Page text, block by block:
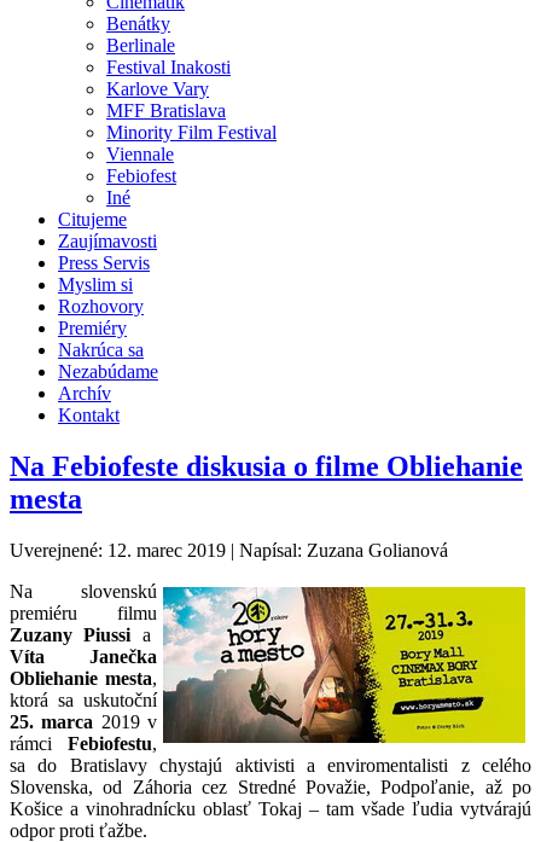
Benátky
Berlinale
Festival Inakosti
Karlove Vary
MFF Bratislava
Minority Film Festival
Viennale
Febiofest
Iné
Citujeme
Zaujímavosti
Press Servis
Myslim si
Rozhovory
Premiéry
Nakrúca sa
Nezabúdame
Archív
Kontakt
Na Febiofeste diskusia o filme Obliehanie
mesta
Uverejnené: 12. marec 2019 | Napísal: Zuzana Golianová
Na slovenskú
premiéru filmu
Zuzany Piussi a
Víta Janečka
Obliehanie mesta,
ktorá sa uskutoční
25. marca 2019 v
rámci Febiofestu,
sa do Bratislavy chystajú aktivisti a enviromentalisti z celého
Slovenska, od Záhoria cez Stredné Považie, Podpoľanie, až po
Košice a vinohradnícku oblasť Tokaj – tam všade ľudia vytvárajú
odpor proti ťažbe.